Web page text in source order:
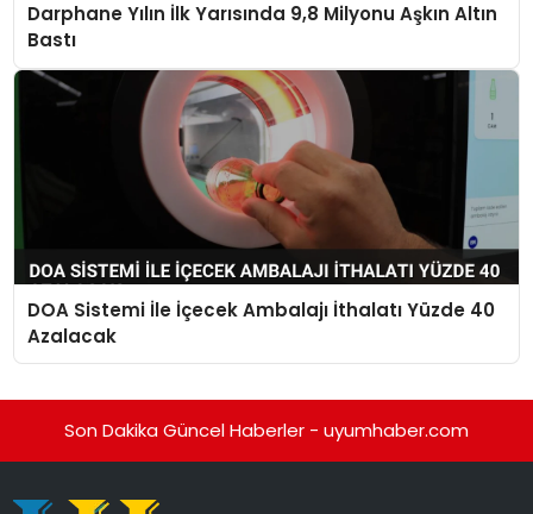
Darphane Yılın İlk Yarısında 9,8 Milyonu Aşkın Altın
Bastı
DOA Sistemi İle İçecek Ambalajı İthalatı Yüzde 40
Azalacak
Son Dakika Güncel Haberler - uyumhaber.com